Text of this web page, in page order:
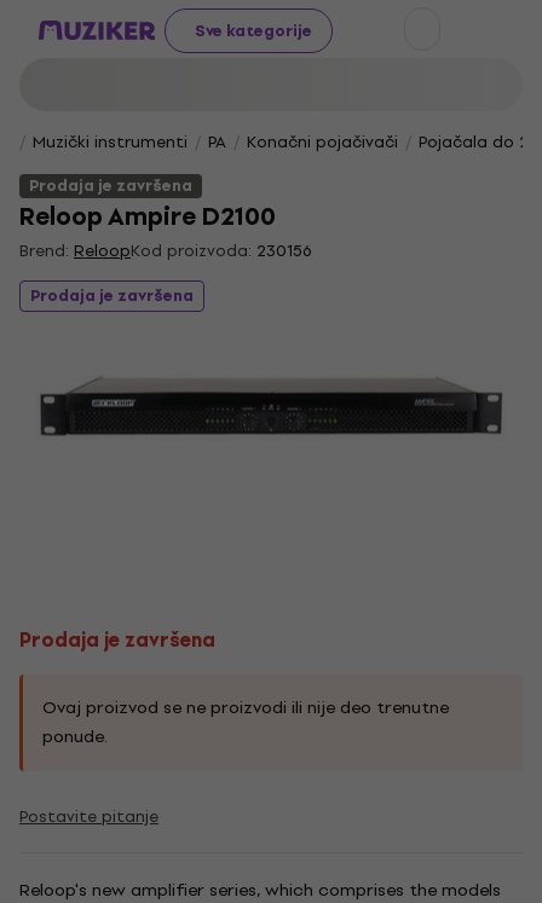
Sve kategorije
Muzički instrumenti PA Konačni pojačivači
Pojačala do
Prodaja je završena
Reloop Ampire D2100
Brend: ReloopKod proizvoda: 230156
Prodaja je završena
Prodaja je završena
Ovaj proizvod se ne proizvodi ili nije deo trenutne
ponude.
Postavite pitanje
Reloop's new amplifier series, which comprises the models